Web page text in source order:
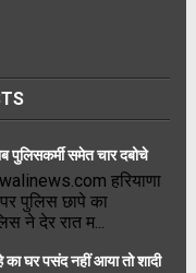
पुलिसकर्मी समेत चार दबोचे
हरियाणा
पुलिस छापे का
ने देर रात म...
घर पसंद नहीं आया तो शादी